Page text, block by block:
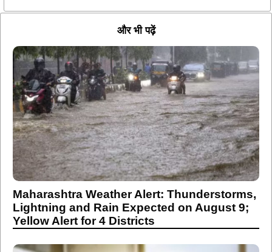
और भी पढ़ें
Maharashtra Weather Alert: Thunderstorms,
Lightning and Rain Expected on August 9;
Yellow Alert for 4 Districts